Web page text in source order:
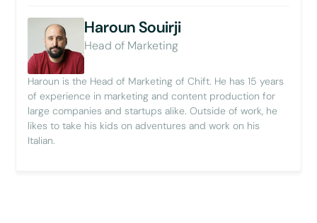
Haroun Souirji
Head of Marketing
Haroun is the Head of Marketing of Chift. He has 15 years
of experience in marketing and content production for
large companies and startups alike. Outside of work, he
likes to take his kids on adventures and work on his
Italian.